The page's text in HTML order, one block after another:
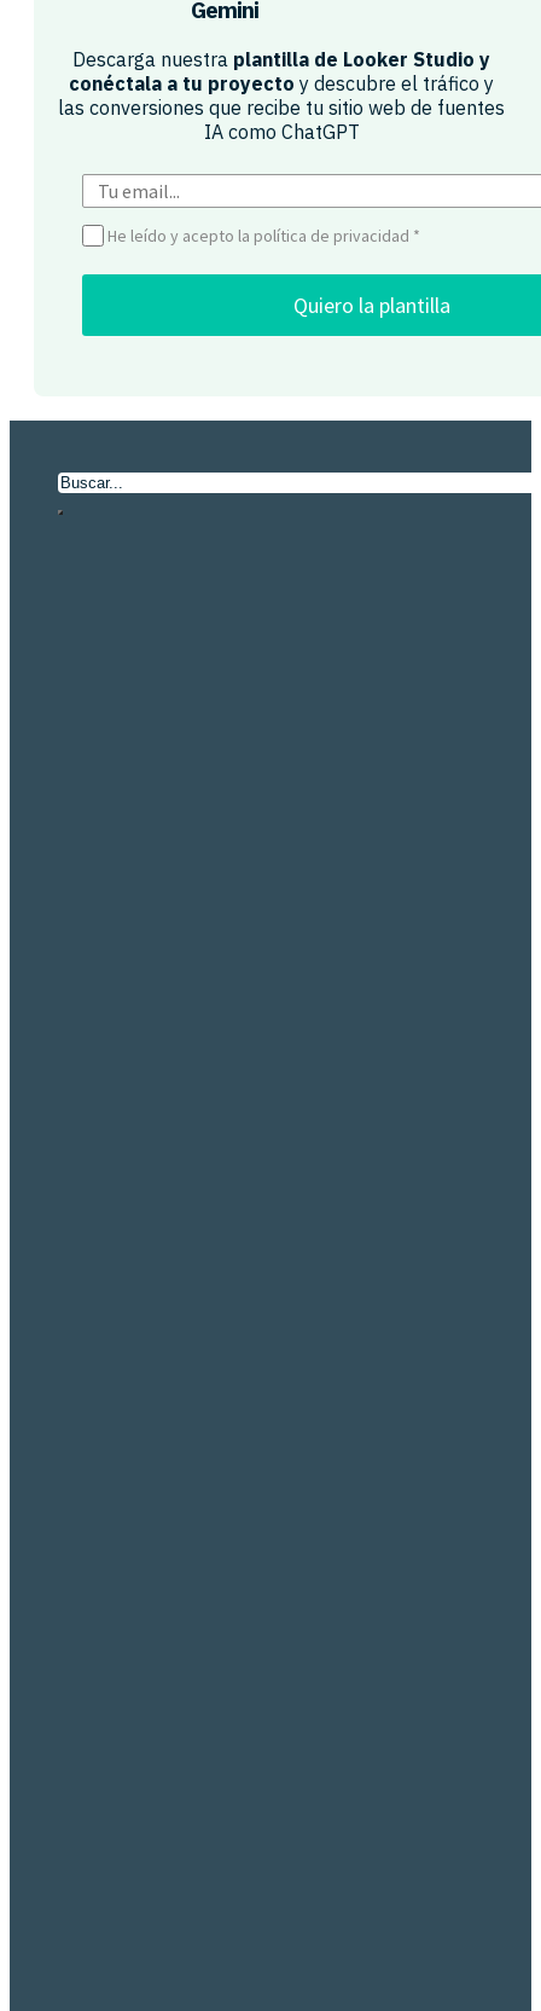
Gemini​
Descarga nuestra plantilla de Looker Studio y
conéctala a tu proyecto y descubre el tráfico y
las conversiones que recibe tu sitio web de fuentes
IA como ChatGPT​
He leído y acepto la política de privacidad *
Quiero la plantilla